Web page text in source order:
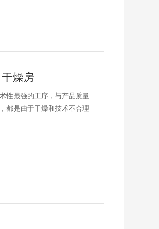
燥房
性最强的工序，与产品质量
都是由于干燥和技术不合理